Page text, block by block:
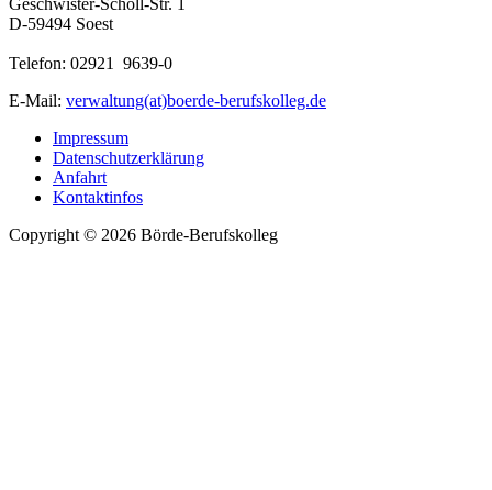
D-59494 Soest
Telefon: 02921 9639-0
E-Mail: verwaltung(at)boerde-berufskolleg.de
Impressum
Datenschutzerklärung
Anfahrt
Kontaktinfos
Copyright © 2026 Börde-Berufskolleg